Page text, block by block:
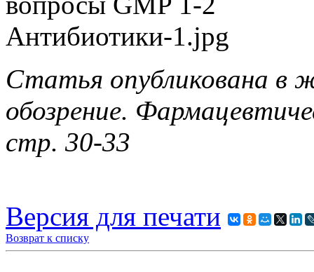
Статья опубликована в
обозрение.
стр. 30-33
Версия для печати
Возврат к списку